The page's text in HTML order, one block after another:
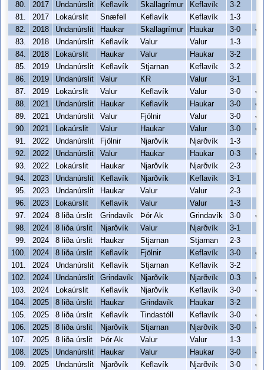
80.
2017 Undanúrslit Keflavík Skallagrímur Keflavík
3-2
81.
2017 Lokaúrslit Snæfell Keflavík Keflavík
1-3
82.
2018 Undanúrslit Haukar Skallagrímur Haukar 3-0
✔
83.
2018 Undanúrslit Keflavík Valur Valur
1-3
84.
2018 Lokaúrslit Haukar Valur Haukar
3-2
85.
2019 Undanúrslit Keflavík Stjarnan Keflavík
3-2
86.
2019 Undanúrslit Valur KR Valur
3-1
87.
2019 Lokaúrslit Valur Keflavík Valur 3-0
✔
88.
2021 Undanúrslit Haukar Keflavík Haukar 3-0
✔
89.
2021 Undanúrslit Valur Fjölnir Valur 3-0
✔
90.
2021 Lokaúrslit Valur Haukar Valur 3-0
✔
91.
2022 Undanúrslit Fjölnir Njarðvík Njarðvík
1-3
92.
2022 Undanúrslit Valur Haukar Haukar 0-3
✔
93.
2022 Lokaúrslit Haukar Njarðvík Njarðvík
2-3
94.
2023 Undanúrslit Keflavík Njarðvík Keflavík
3-1
95.
2023 Undanúrslit Haukar Valur Valur
2-3
96.
2023 Lokaúrslit Keflavík Valur Valur
1-3
97.
2024 8 liða úrslit Grindavík Þór Ak Grindavík 3-0
✔
98.
2024 8 liða úrslit Njarðvík Valur Njarðvík
3-1
99.
2024 8 liða úrslit Haukar Stjarnan Stjarnan
2-3
100.
2024 8 liða úrslit Keflavík Fjölnir Keflavík 3-0
✔
101.
2024 Undanúrslit Keflavík Stjarnan Keflavík
3-2
102.
2024 Undanúrslit Grindavík Njarðvík Njarðvík 0-3
✔
103.
2024 Lokaúrslit Keflavík Njarðvík Keflavík 3-0
✔
104.
2025 8 liða úrslit Haukar Grindavík Haukar
3-2
105.
2025 8 liða úrslit Keflavík Tindastóll Keflavík 3-0
✔
106.
2025 8 liða úrslit Njarðvík Stjarnan Njarðvík 3-0
✔
107.
2025 8 liða úrslit Þór Ak Valur Valur
1-3
108.
2025 Undanúrslit Haukar Valur Haukar 3-0
✔
109.
2025 Undanúrslit Njarðvík Keflavík Njarðvík 3-0 ✔